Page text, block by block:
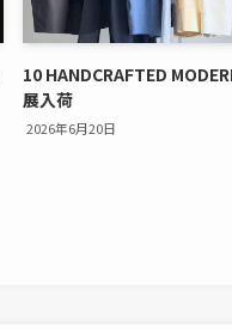
10 HANDCRAFTED
展入荷
2026年6月20日